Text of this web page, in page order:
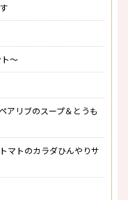
〜
アリブのスープ＆とうも
マトのカラダひんやりサ